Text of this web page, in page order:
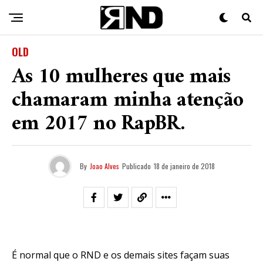
OLD
As 10 mulheres que mais
chamaram minha atenção
em 2017 no RapBR.
By Joao Alves Publicado 18 de janeiro de 2018
É normal que o RND e os demais sites façam suas